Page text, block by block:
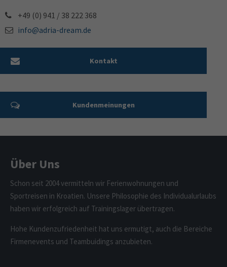
+49 (0) 941 / 38 222 368
info@adria-dream.de
Kontakt
Kundenmeinungen
Über Uns
Schon seit 2004 vermitteln wir Ferienwohnungen und
Sportreisen in Kroatien. Unsere Philosophie des Individualurlaubs
haben wir erfolgreich auf Trainingslager übertragen.
Hohe Kundenzufriedenheit hat uns ermutigt, auch die Bereiche
Firmenevents und Teambuidings anzubieten.